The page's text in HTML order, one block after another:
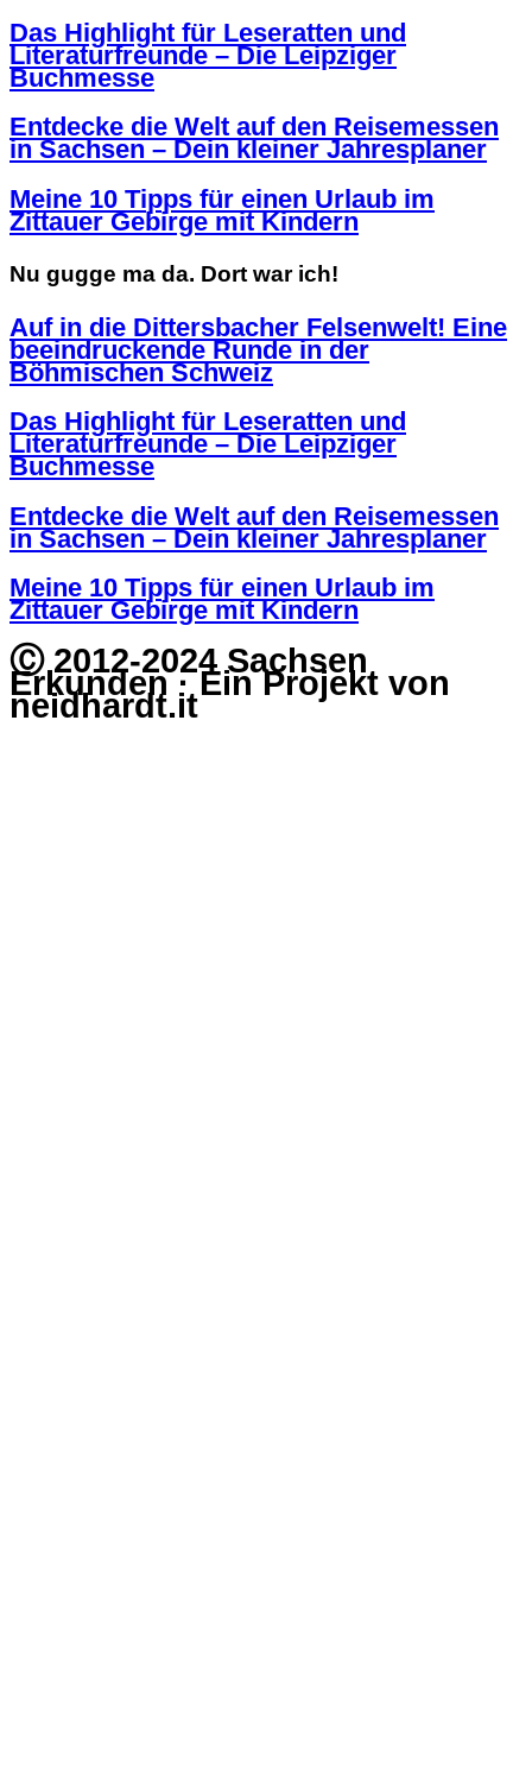
Das Highlight für Leseratten und
Literaturfreunde – Die Leipziger
Buchmesse
Entdecke die Welt auf den Reisemessen
in Sachsen – Dein kleiner Jahresplaner
Meine 10 Tipps für einen Urlaub im
Zittauer Gebirge mit Kindern
Nu gugge ma da. Dort war ich!
Auf in die Dittersbacher Felsenwelt! Eine
beeindruckende Runde in der
Böhmischen Schweiz
Das Highlight für Leseratten und
Literaturfreunde – Die Leipziger
Buchmesse
Entdecke die Welt auf den Reisemessen
in Sachsen – Dein kleiner Jahresplaner
Meine 10 Tipps für einen Urlaub im
Zittauer Gebirge mit Kindern
Ⓒ 2012-2024 Sachsen
Erkunden · Ein Projekt von
neidhardt.it